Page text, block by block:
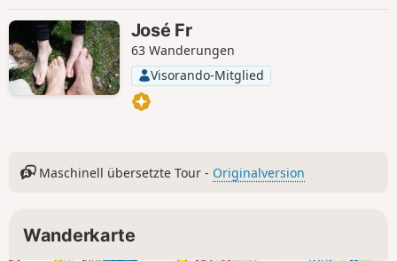
José Fr
63 Wanderungen
Visorando-Mitglied
Maschinell übersetzte Tour - Originalversion
Wanderkarte